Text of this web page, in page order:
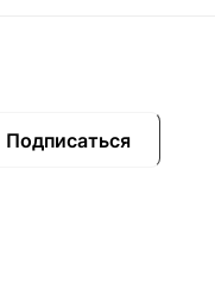
Подписаться